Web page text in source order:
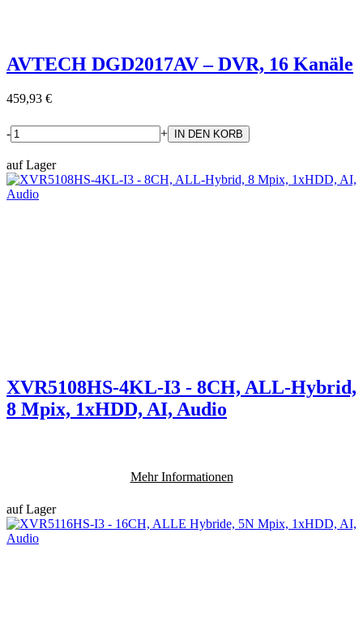
AVTECH DGD2017AV – DVR, 16 Kanäle
459,93 €
- +
auf Lager
XVR5108HS-4KL-I3 - 8CH, ALL-Hybrid,
8 Mpix, 1xHDD, AI, Audio
Mehr Informationen
auf Lager